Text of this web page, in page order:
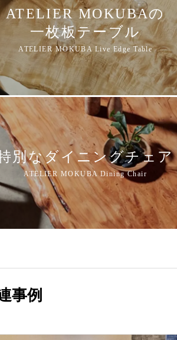
ATELIER MOKUBAの
一枚板テーブル
別なダイニングチェア
事例